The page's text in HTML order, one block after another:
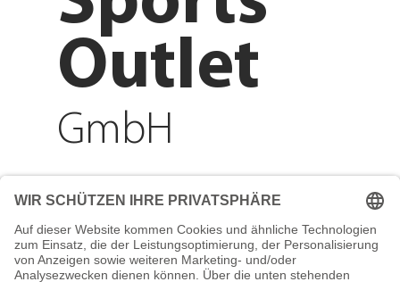
Adresse
Reichenberger Str. 1
84130 Dingolfing
Outlet
GmbH